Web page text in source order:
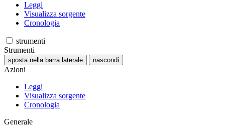
Leggi
Visualizza sorgente
Cronologia
strumenti
Strumenti
sposta nella barra laterale nascondi
Azioni
Leggi
Visualizza sorgente
Cronologia
Generale